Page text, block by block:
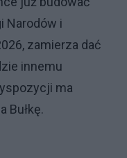
Narodów i
zamierza dać
innemu
ma
Bułkę.